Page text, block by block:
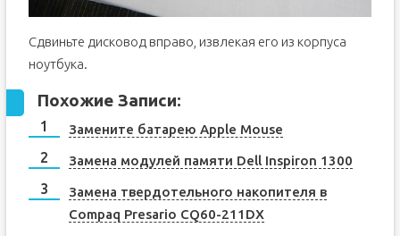
Сдвиньте дисковод вправо, извлекая его из корпуса
ноутбука.
Похожие Записи:
Замените батарею Apple Mouse
Замена модулей памяти Dell Inspiron 1300
Замена твердотельного накопителя в
Compaq Presario CQ60-211DX